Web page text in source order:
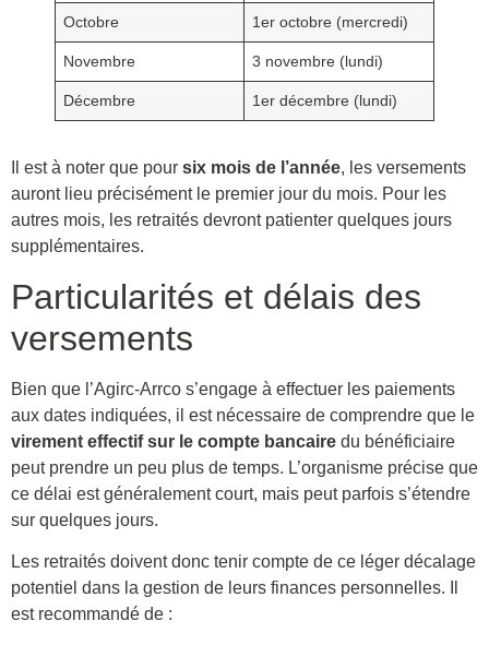
Octobre 1er octobre (mercredi)
Novembre 3 novembre (lundi)
Décembre 1er décembre (lundi)
Il est à noter que pour six mois de l’année, les versements
auront lieu précisément le premier jour du mois. Pour les
autres mois, les retraités devront patienter quelques jours
supplémentaires.
Particularités et délais des
versements
Bien que l’Agirc-Arrco s’engage à effectuer les paiements
aux dates indiquées, il est nécessaire de comprendre que le
virement effectif sur le compte bancaire du bénéficiaire
peut prendre un peu plus de temps. L’organisme précise que
ce délai est généralement court, mais peut parfois s’étendre
sur quelques jours.
Les retraités doivent donc tenir compte de ce léger décalage
potentiel dans la gestion de leurs finances personnelles. Il
est recommandé de :